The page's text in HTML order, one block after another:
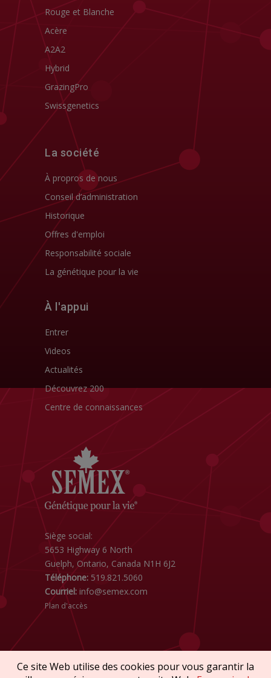
Rouge et Blanche
Acère
A2A2
Hybrid
GrazingPro
Swissgenetics
La société
À propros de nous
Conseil d’administration
Historique
Offres d'emploi
Responsabilité sociale
La génétique pour la vie
À l'appui
Entrer
Videos
Actualités
Découvrez 200
Centre de connaissances
Siège social:
5653 Highway 6 North
Guelph, Ontario, Canada N1H 6J2
Téléphone: 519.821.5060
Courriel: info@semex.com
Plan d'accès
Ce site Web utilise des cookies pour vous garantir la